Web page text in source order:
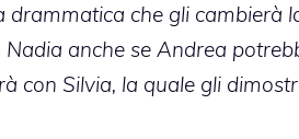
drammatica che gli cambierà
anche se Andrea
con Silvia, la quale gli